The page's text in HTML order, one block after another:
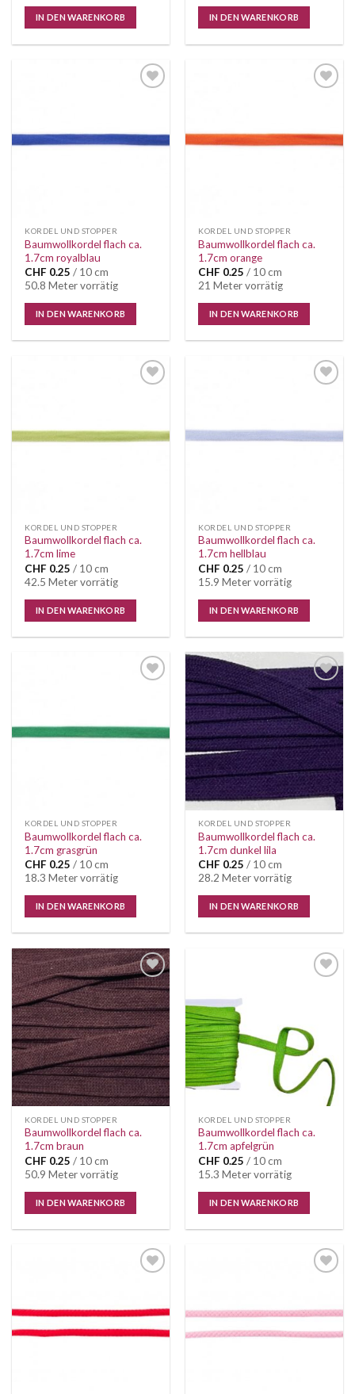
IN DEN WARENKORB IN DEN WARENKORB
KORDEL UND STOPPER
Baumwollkordel flach ca.
1.7cm royalblau
CHF 0.25 / 10 cm
50.8 Meter vorrätig
IN DEN WARENKORB
KORDEL UND STOPPER
Baumwollkordel flach ca.
1.7cm orange
CHF 0.25 / 10 cm
21 Meter vorrätig
IN DEN WARENKORB
KORDEL UND STOPPER
Baumwollkordel flach ca.
1.7cm lime
CHF 0.25 / 10 cm
42.5 Meter vorrätig
IN DEN WARENKORB
KORDEL UND STOPPER
Baumwollkordel flach ca.
1.7cm hellblau
CHF 0.25 / 10 cm
15.9 Meter vorrätig
IN DEN WARENKORB
KORDEL UND STOPPER
Baumwollkordel flach ca.
1.7cm grasgrün
CHF 0.25 / 10 cm
18.3 Meter vorrätig
IN DEN WARENKORB
Auf die
Wunschliste
KORDEL UND STOPPER
Baumwollkordel flach ca.
1.7cm dunkel lila
CHF 0.25 / 10 cm
28.2 Meter vorrätig
IN DEN WARENKORB
Auf die
Wunschliste
KORDEL UND STOPPER
Baumwollkordel flach ca.
1.7cm braun
CHF 0.25 / 10 cm
50.9 Meter vorrätig
IN DEN WARENKORB
KORDEL UND STOPPER
Baumwollkordel flach ca.
1.7cm apfelgrün
CHF 0.25 / 10 cm
15.3 Meter vorrätig
IN DEN WARENKORB